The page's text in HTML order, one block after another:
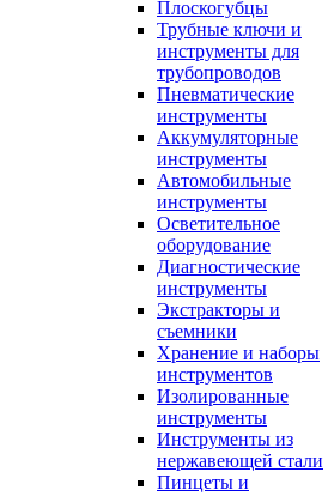
Плоскогубцы
Трубные ключи и
инструменты для
трубопроводов
Пневматические
инструменты
Аккумуляторные
инструменты
Автомобильные
инструменты
Осветительное
оборудование
Диагностические
инструменты
Экстракторы и
съемники
Хранение и наборы
инструментов
Изолированные
инструменты
Инструменты из
нержавеющей стали
Пинцеты и